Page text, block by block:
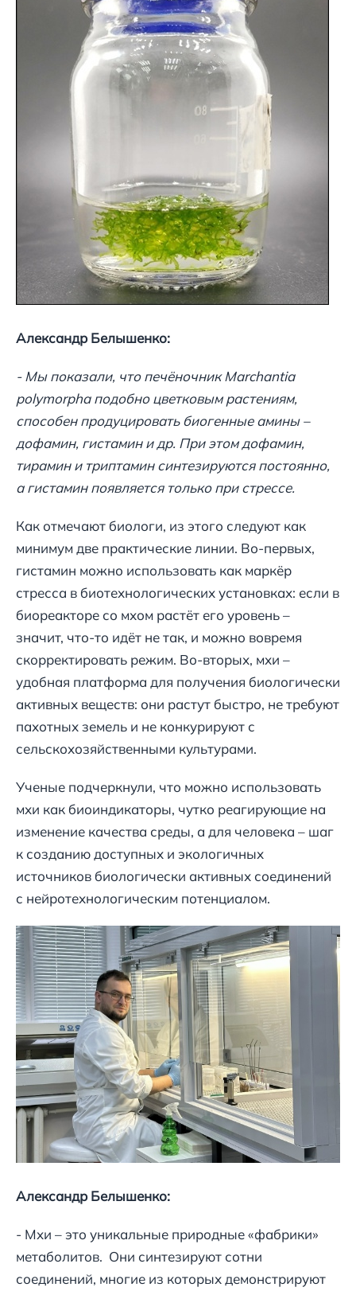
Александр Белышенко:
- Мы показали, что печёночник Marchantia
polymorpha подобно цветковым растениям,
способен продуцировать биогенные амины –
дофамин, гистамин и др. При этом дофамин,
тирамин и триптамин синтезируются постоянно,
а гистамин появляется только при стрессе.
Как отмечают биологи, из этого следуют как
минимум две практические линии. Во-первых,
гистамин можно использовать как маркёр
стресса в биотехнологических установках: если в
биореакторе со мхом растёт его уровень –
значит, что-то идёт не так, и можно вовремя
скорректировать режим. Во-вторых, мхи –
удобная платформа для получения биологически
активных веществ: они растут быстро, не требуют
пахотных земель и не конкурируют с
сельскохозяйственными культурами.
Ученые подчеркнули, что можно использовать
мхи как биоиндикаторы, чутко реагирующие на
изменение качества среды, а для человека – шаг
к созданию доступных и экологичных
источников биологически активных соединений
с нейротехнологическим потенциалом.
Александр Белышенко:
- Мхи – это уникальные природные «фабрики»
метаболитов. Они синтезируют сотни
соединений, многие из которых демонстрируют